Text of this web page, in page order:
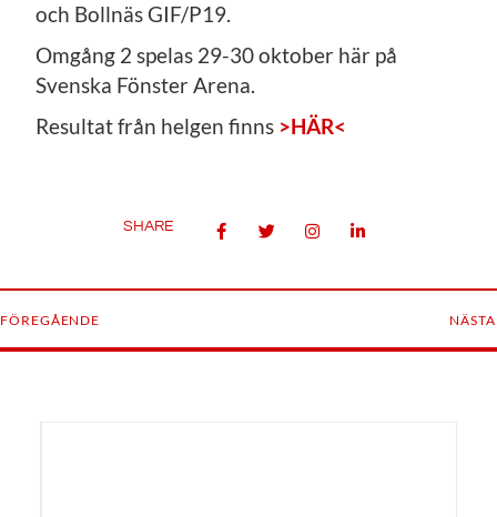
och Bollnäs GIF/P19.
Omgång 2 spelas 29-30 oktober här på
Svenska Fönster Arena.
Resultat från helgen finns >HÄR<
SHARE
FÖREGÅENDE NÄSTA